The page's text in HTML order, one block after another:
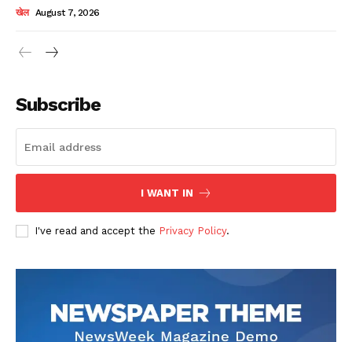
खेल August 7, 2026
Subscribe
I WANT IN
I've read and accept the Privacy Policy.